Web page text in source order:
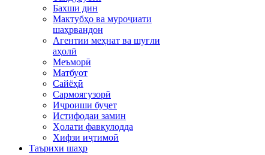
Бахши дин
Мактубҳо ва муроҷиати
шаҳрвандон
Агентии меҳнат ва шуғли
аҳолӣ
Меъморӣ
Матбуот
Сайёҳӣ
Сармоягузорӣ
Иҷроиши буҷет
Истифодаи замин
Ҳолати фавқулодда
Хифзи иҷтимоӣ
Таърихи шаҳр